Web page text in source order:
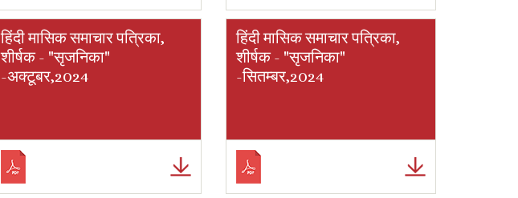
हिंदी मासिक समाचार पत्रिका,
शीर्षक - "सृजनिका"
-अक्टूबर,2024
हिंदी मासिक समाचार पत्रिका,
शीर्षक - "सृजनिका"
-सितम्बर,2024